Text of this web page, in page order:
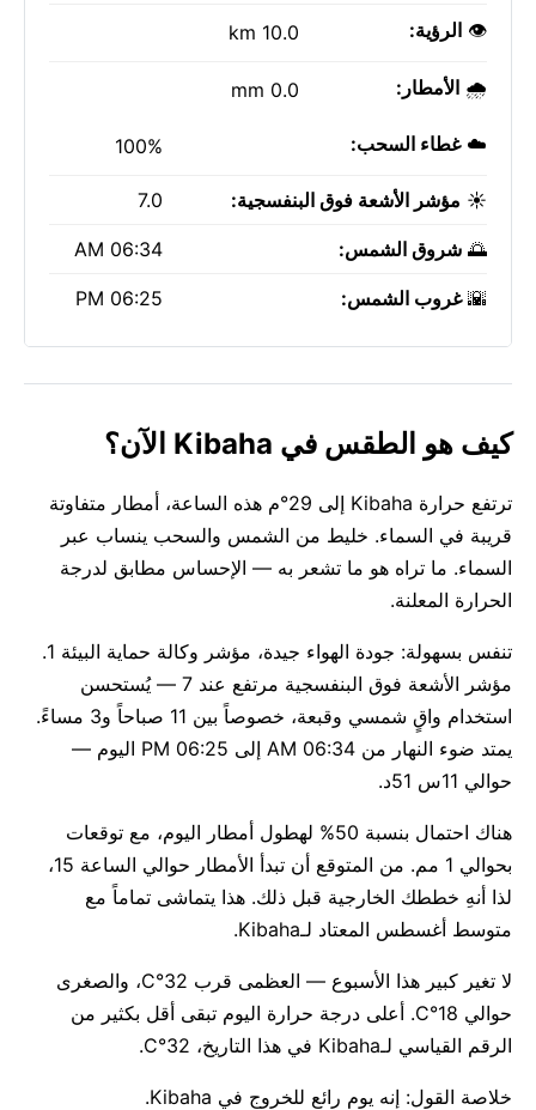
👁️ الرؤية: 10.0 km
🌧️ الأمطار: 0.0 mm
☁️غطاء السحب: 100%
☀️ مؤشر الأشعة فوق البنفسجية: 7.0
🌅 شروق الشمس: 06:34 AM
🌇غروب الشمس: 06:25 PM
كيف هو الطقس في Kibaha الآن؟
ترتفع حرارة Kibaha إلى 29°م هذه الساعة، أمطار متفاوتة
قريبة في السماء. خليط من الشمس والسحب ينساب عبر
السماء. ما تراه هو ما تشعر به — الإحساس مطابق لدرجة
الحرارة المعلنة.
تنفس بسهولة: جودة الهواء جيدة، مؤشر وكالة حماية البيئة 1.
مؤشر الأشعة فوق البنفسجية مرتفع عند 7 — يُستحسن
استخدام واقٍ شمسي وقبعة، خصوصاً بين 11 صباحاً و3 مساءً.
يمتد ضوء النهار من 06:34 AM إلى 06:25 PM اليوم —
حوالي 11س 51د.
هناك احتمال بنسبة 50% لهطول أمطار اليوم، مع توقعات
بحوالي 1 مم. من المتوقع أن تبدأ الأمطار حوالي الساعة 15،
لذا أنهِ خططك الخارجية قبل ذلك. هذا يتماشى تماماً مع
متوسط أغسطس المعتاد لـKibaha.
لا تغير كبير هذا الأسبوع — العظمى قرب 32°C، والصغرى
حوالي 18°C. أعلى درجة حرارة اليوم تبقى أقل بكثير من
الرقم القياسي لـKibaha في هذا التاريخ، 32°C.
خلاصة القول: إنه يوم رائع للخروج في Kibaha.